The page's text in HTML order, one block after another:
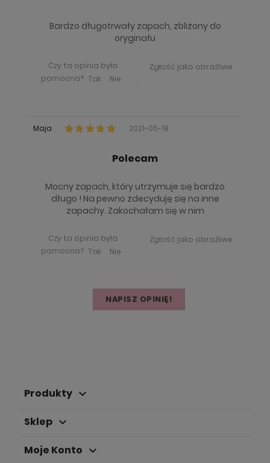
Bardzo długotrwały zapach, zbliżony do
oryginału
Czy ta opinia była
pomocna? Tak Nie
Zgłość jako obraźliwe
Maja 2021-05-18
Polecam
Mocny zapach, który utrzymuje się bardzo
długo ! Na pewno zdecyduję się na inne
zapachy. Zakochałam się w nim
Czy ta opinia była
pomocna? Tak Nie
Zgłość jako obraźliwe
NAPISZ OPINIĘ!
Produkty keyboard_arrow_down
Sklep keyboard_arrow_down
Moje Konto keyboard_arrow_down